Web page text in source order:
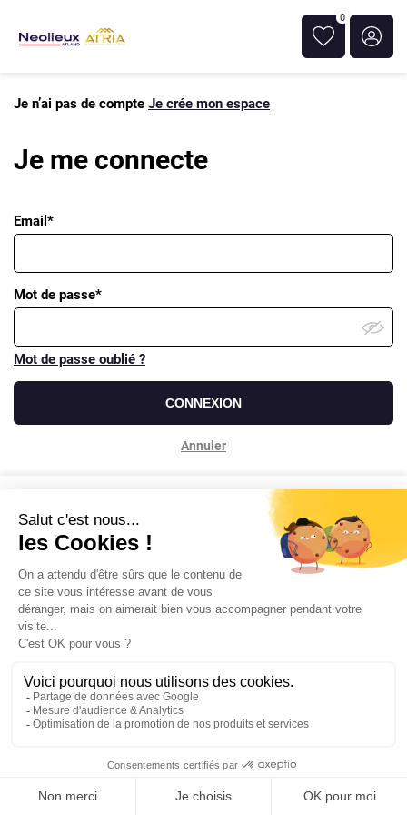
0
Je n’ai pas de compte Je crée mon espace
Je me connecte
Email*
Mot de passe*
Mot de passe oublié ?
CONNEXION
Annuler
Contactez-nous
Powered by Elixir